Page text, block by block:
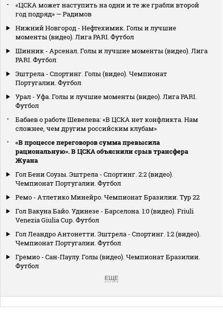
«ЦСКА может наступить на одни и те же грабли второй
год подряд» — Радимов
Нижний Новгород - Нефтехимик. Голы и лучшие
моменты (видео). Лига PARI. Футбол
Шинник - Арсенал. Голы и лучшие моменты (видео). Лига
PARI. Футбол
Эштрела - Спортинг. Голы (видео). Чемпионат
Португалии. Футбол
Урал - Уфа. Голы и лучшие моменты (видео). Лига PARI.
Футбол
Бабаев о работе Шевелева: «В ЦСКА нет конфликта. Нам
сложнее, чем другим российским клубам»
«В процессе переговоров сумма превысила
рациональную». В ЦСКА объяснили срыв трансфера
Жуана
Гол Бени Соузы. Эштрела - Спортинг. 2:2 (видео).
Чемпионат Португалии. Футбол
Ремо - Атлетико Минейро. Чемпионат Бразилии. Тур 22
Гол Вакуна Байо. Удинезе - Барселона. 1:0 (видео). Friuli
Venezia Giulia Cup. Футбол
Гол Леандро Антонетти. Эштрела - Спортинг. 1:2 (видео).
Чемпионат Португалии. Футбол
Гремио - Сан-Паулу. Голы (видео). Чемпионат Бразилии.
Футбол
ЕЩЕ